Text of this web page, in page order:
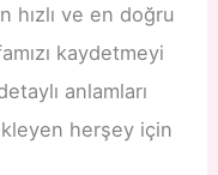
hızlı ve en doğru
kaydetmeyi
anlamları
herşey için